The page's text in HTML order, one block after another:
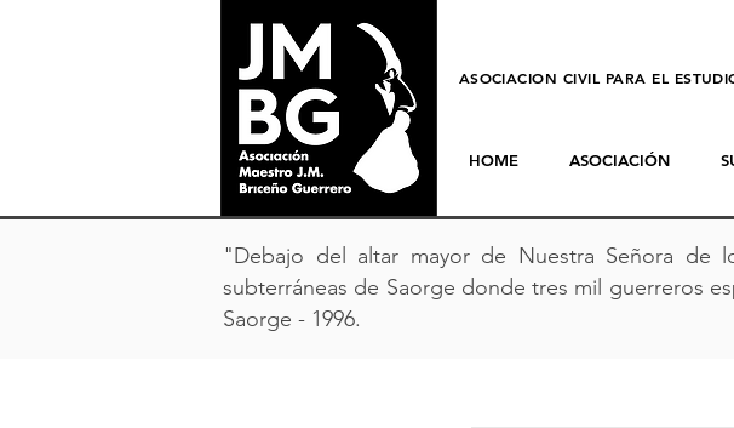
ASOCIACION CIVIL PARA EL
HOME ASOCIACIÓN
"Debajo del altar mayor de Nuestra Señora de
subterráneas de Saorge donde tres mil guerreros
Saorge - 1996.